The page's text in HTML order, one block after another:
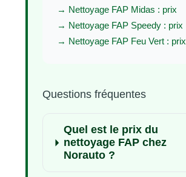
→ Nettoyage FAP Midas : prix
→ Nettoyage FAP Speedy : prix
→ Nettoyage FAP Feu Vert : prix
Questions fréquentes
Quel est le prix du
nettoyage FAP chez
Norauto ?